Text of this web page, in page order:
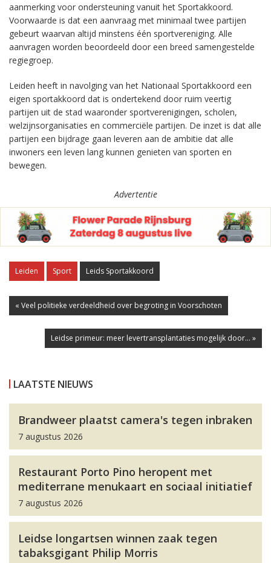
aanmerking voor ondersteuning vanuit het Sportakkoord.
Voorwaarde is dat een aanvraag met minimaal twee partijen
gebeurt waarvan altijd minstens één sportvereniging. Alle
aanvragen worden beoordeeld door een breed samengestelde
regiegroep.
Leiden heeft in navolging van het Nationaal Sportakkoord een
eigen sportakkoord dat is ondertekend door ruim veertig
partijen uit de stad waaronder sportverenigingen, scholen,
welzijnsorganisaties en commerciële partijen. De inzet is dat alle
partijen een bijdrage gaan leveren aan de ambitie dat alle
inwoners een leven lang kunnen genieten van sporten en
bewegen.
Advertentie
Leiden Sport Leids Sportakkoord
« Veel politieke verdeeldheid over begroting in Voorschoten
Leidse primeur: meer levertransplantaties mogelijk door... »
LAATSTE NIEUWS
Brandweer plaatst camera's tegen inbraken
7 augustus 2026
Restaurant Porto Pino heropent met
mediterrane menukaart en sociaal initiatief
7 augustus 2026
Leidse longartsen winnen zaak tegen
tabaksgigant Philip Morris